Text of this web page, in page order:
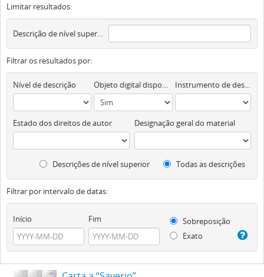
Limitar resultados:
Descrição de nível superior
Filtrar os resultados por:
Nível de descrição Objeto digital disponível Instrumento de descrição documental
Estado dos direitos de autor Designação geral do material
Descrições de nível superior Todas as descrições
Filtrar por intervalo de datas:
Início Fim
Sobreposição
Exato